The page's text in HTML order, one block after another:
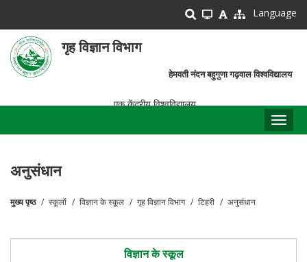
main
content
Language
गृह विज्ञान विभाग
हेमवती नंदन बहुगुणा गढ़वाल विश्वविद्यालय
एक केंद्रीय विश्वविद्यालय
अनुसंधान
मुख्य पृष्ठ स्कूलों विज्ञान के स्कूल गृह विज्ञान विभाग टिहरी अनुसंधान
विज्ञान के स्कूल